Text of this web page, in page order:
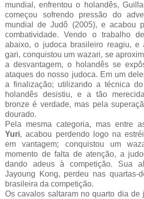
mundial, enfrentou o holandês,
começou sofrendo pressão do
mundial de Judô (2005), e acabou
combatividade. Vendo o trabalho
abaixo, o judoca brasileiro reagiu, e
gari, conquistou um wazari, se
a desvantagem, o holandês se
ataques do nosso judoca. Em um
a finalização; utilizando a técnica
holandês desistiu, e a tão
bronze é verdade, mas pela
dourado.
Pela mesma categoria, mas entre
Yuri, acabou perdendo logo na
em vantagem; conquistou um
momento de falta de atenção, a
dando adeus à competição. Sua
Jayoung Kong, perdeu nas quartas-
brasileira da competição.
Os cavalos saltaram no quarto dia de